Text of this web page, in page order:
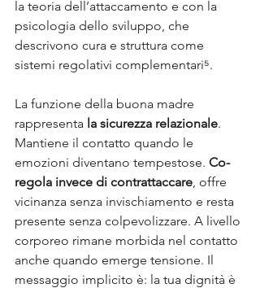
la teoria dell’attaccamento e con la
psicologia dello sviluppo, che
descrivono cura e struttura come
sistemi regolativi complementari⁵.
La funzione della buona madre
rappresenta la sicurezza relazionale.
Mantiene il contatto quando le
emozioni diventano tempestose. Co-
regola invece di contrattaccare , offre
vicinanza senza invischiamento e resta
presente senza colpevolizzare. A livello
corporeo rimane morbida nel contatto
anche quando emerge tensione. Il
messaggio implicito è: la tua dignità è